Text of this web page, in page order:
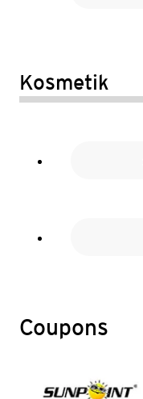
Kosmetik
Coupons